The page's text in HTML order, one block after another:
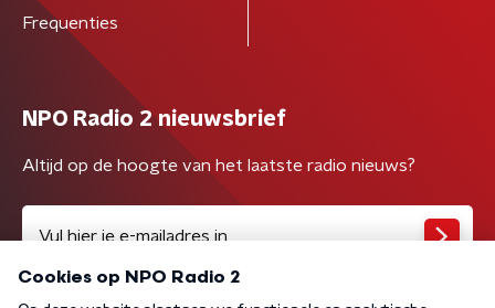
Frequenties
NPO Radio 2 nieuwsbrief
Altijd op de hoogte van het laatste radio nieuws?